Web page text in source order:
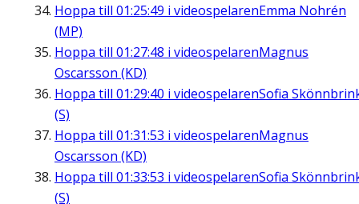
Hoppa till 01:25:49 i videospelarenEmma Nohrén
(MP)
Hoppa till 01:27:48 i videospelarenMagnus
Oscarsson (KD)
Hoppa till 01:29:40 i videospelarenSofia
(S)
Hoppa till 01:31:53 i videospelarenMagnus
Oscarsson (KD)
Hoppa till 01:33:53 i videospelarenSofia
(S)